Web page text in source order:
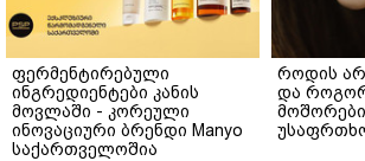
ფერმენტირებული
ინგრედიენტები კანის
მოვლაში - კორეული
ინოვაციური ბრენდი Manyo
საქართველოშია
როდის
და